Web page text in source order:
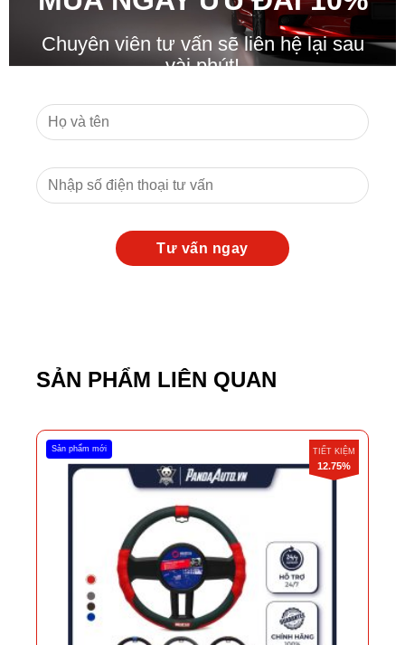
Chuyên viên tư vấn sẽ liên hệ lại sau
vài phút!
SẢN PHẨM LIÊN QUAN
Sản phẩm mới TIẾT KIỆM
12.75%